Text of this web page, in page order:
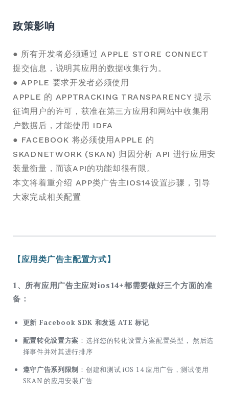
政策影响
● 所有开发者必须通过 APPLE STORE CONNECT
提交信息，说明其应用的数据收集行为。
● APPLE 要求开发者必须使用
APPLE 的 APPTRACKING TRANSPARENCY 提示
征询用户的许可，获准在第三方应用和网站中收集用
户数据后，才能使用 IDFA
● FACEBOOK 将必须使用APPLE 的
SKADNETWORK (SKAN) 归因分析 API 进行应用安
装量衡量，而该API的功能却很有限。
本文将着重介绍 APP类广告主IOS14设置步骤，引导
大家完成相关配置
【应用类广告主配置方式】
1、所有应用广告主应对ios14+都需要做好三个方面的准
备：
更新 Facebook SDK 和发送 ATE 标记
配置转化设置方案 ：选择您的转化设置方案配置类型， 然后选
择事件并对其进行排序
遵守广告系列限制 ：创建和测试 iOS 14 应用广告，测试使用
SKAN 的应用安装广告